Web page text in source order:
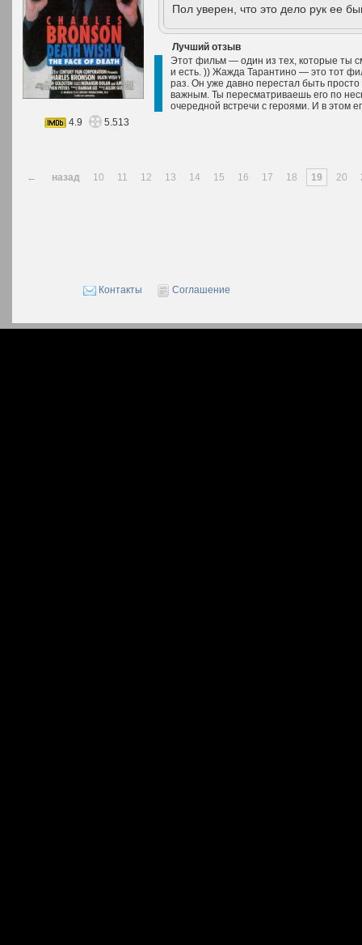
Пол уверен, что это дело рук ее
Лучший отзыв
Этот фильм — один из тех, которые ты
и есть. )) Жажда Тарантино — это тот
раз. Он уже давно перестал быть
важным. Ты пересматриваешь его по
очередной встречи с героями. И в этом
4.9
5.513
← назад 10 11 12 13 14 15 16 17 18 19 20
Контакты Соглашение